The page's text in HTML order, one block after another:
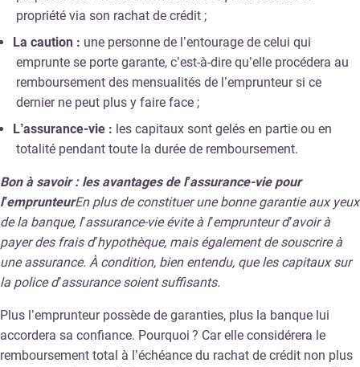
propriété via son rachat de crédit ;
La caution : une personne de l’entourage de celui qui
emprunte se porte garante, c’est-à-dire qu’elle procédera au
remboursement des mensualités de l’emprunteur si ce
dernier ne peut plus y faire face ;
L’assurance-vie : les capitaux sont gelés en partie ou en
totalité pendant toute la durée de remboursement.
Bon à savoir : les avantages de l’assurance-vie pour
l’emprunteurEn plus de constituer une bonne garantie aux yeux
de la banque, l’assurance-vie évite à l’emprunteur d’avoir à
payer des frais d’hypothèque, mais également de souscrire à
une assurance. À condition, bien entendu, que les capitaux sur
la police d’assurance soient suffisants.
Plus l’emprunteur possède de garanties, plus la banque lui
accordera sa confiance. Pourquoi ? Car elle considérera le
remboursement total à l’échéance du rachat de crédit non plus